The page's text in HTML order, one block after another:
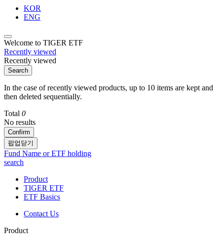
KOR
ENG
Welcome to TIGER ETF
Recently viewed
Recently viewed
Search
In the case of recently viewed products, up to 10 items are kept and
then deleted sequentially.
Total 0
No results
Confirm
팝업닫기
Fund Name or ETF holding
search
Product
TIGER ETF
ETF Basics
Contact Us
Product